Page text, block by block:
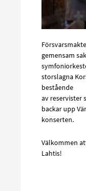
gemensam
storslagna
bestående
av reservister
backar upp
konserten.
Välkommen
Lahtis!